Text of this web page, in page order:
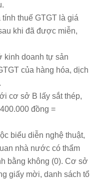
thuế GTGT là giá
khi đã được miễn,
kinh doanh tự sản
của hàng hóa, dịch
cơ sở B lấy sắt thép,
đồng =
biểu diễn nghệ thuật,
nhà nước có thẩm
bằng không (0). Cơ sở
giấy mời, danh sách tổ